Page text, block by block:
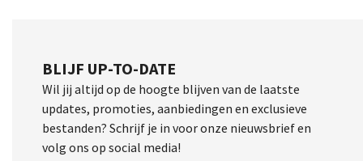
BLIJF UP-TO-DATE
Wil jij altijd op de hoogte blijven van de laatste
updates, promoties, aanbiedingen en exclusieve
bestanden? Schrijf je in voor onze nieuwsbrief en
volg ons op social media!